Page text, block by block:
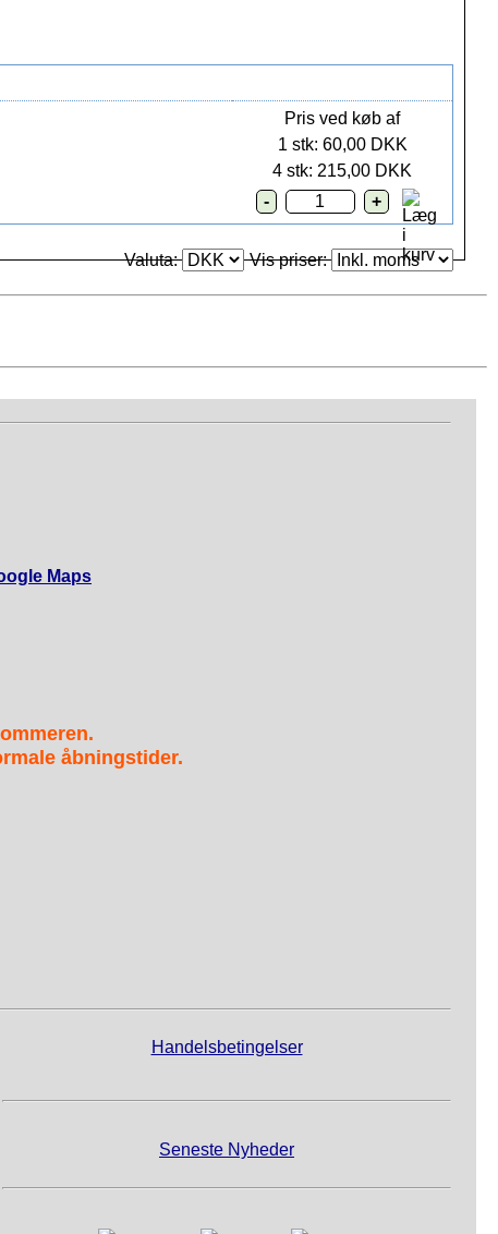
Pris ved køb af
1 stk: 60,00 DKK
4 stk: 215,00 DKK
Valuta: Vis priser:
Maps
åbningstider.
Handelsbetingelser
Seneste Nyheder